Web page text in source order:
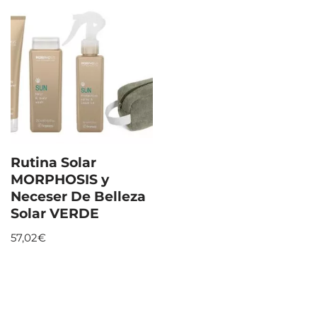
Rutina Solar
MORPHOSIS y
Neceser De Belleza
Solar VERDE
57,02€